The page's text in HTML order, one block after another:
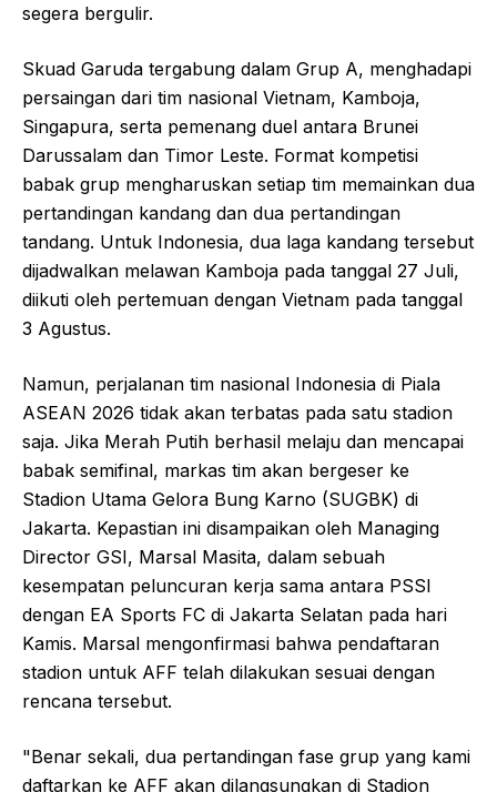
segera bergulir.
Skuad Garuda tergabung dalam Grup A, menghadapi
persaingan dari tim nasional Vietnam, Kamboja,
Singapura, serta pemenang duel antara Brunei
Darussalam dan Timor Leste. Format kompetisi
babak grup mengharuskan setiap tim memainkan dua
pertandingan kandang dan dua pertandingan
tandang. Untuk Indonesia, dua laga kandang tersebut
dijadwalkan melawan Kamboja pada tanggal 27 Juli,
diikuti oleh pertemuan dengan Vietnam pada tanggal
3 Agustus.
Namun, perjalanan tim nasional Indonesia di Piala
ASEAN 2026 tidak akan terbatas pada satu stadion
saja. Jika Merah Putih berhasil melaju dan mencapai
babak semifinal, markas tim akan bergeser ke
Stadion Utama Gelora Bung Karno (SUGBK) di
Jakarta. Kepastian ini disampaikan oleh Managing
Director GSI, Marsal Masita, dalam sebuah
kesempatan peluncuran kerja sama antara PSSI
dengan EA Sports FC di Jakarta Selatan pada hari
Kamis. Marsal mengonfirmasi bahwa pendaftaran
stadion untuk AFF telah dilakukan sesuai dengan
rencana tersebut.
"Benar sekali, dua pertandingan fase grup yang kami
daftarkan ke AFF akan dilangsungkan di Stadion